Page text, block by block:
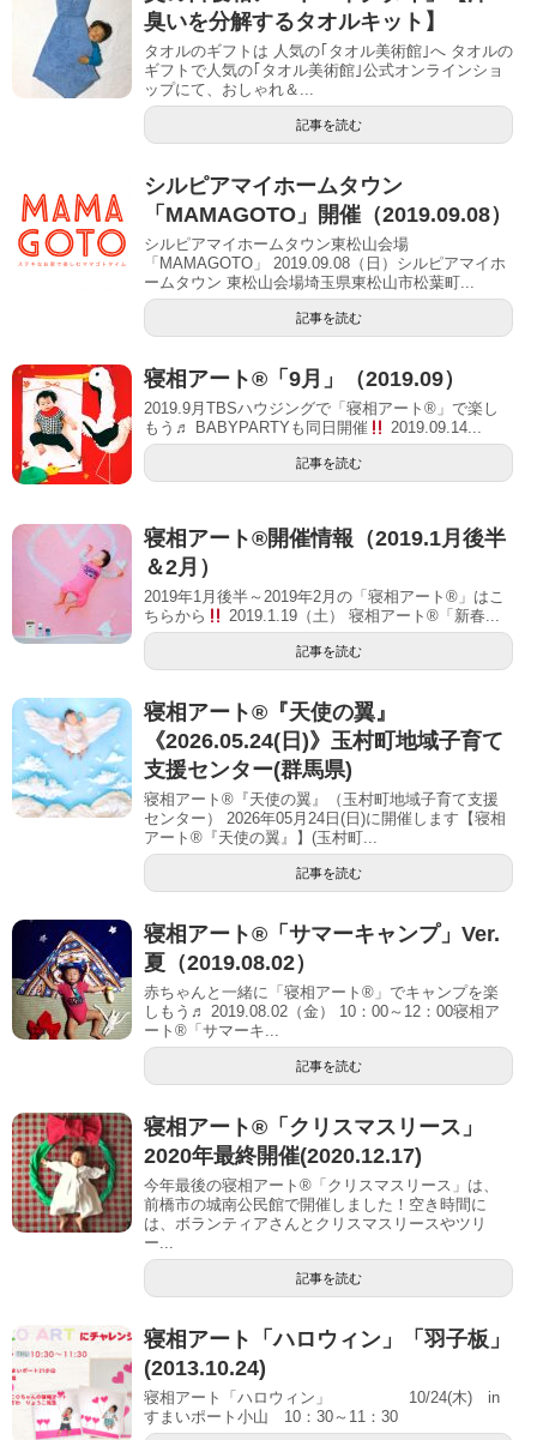
臭いを分解するタオルキット】
タオルのギフトは 人気の｢タオル美術館｣へ タオルの
ギフトで人気の｢タオル美術館｣公式オンラインショ
ップにて、おしゃれ＆...
記事を読む
シルピアマイホームタウン
「MAMAGOTO」開催（2019.09.08）
シルピアマイホームタウン東松山会場
「MAMAGOTO」 2019.09.08（日）シルピアマイホ
ームタウン 東松山会場埼玉県東松山市松葉町...
記事を読む
寝相アート®「9月」（2019.09）
2019.9月TBSハウジングで「寝相アート®」で楽し
もう♬ BABYPARTYも同日開催
2019.09.14...
記事を読む
寝相アート®開催情報（2019.1月後半
＆2月）
2019年1月後半～2019年2月の「寝相アート®」はこ
ちらから
2019.1.19（土） 寝相アート®「新春...
記事を読む
寝相アート®︎『天使の翼』
《2026.05.24(日)》玉村町地域子育て
支援センター(群馬県)
寝相アート®『天使の翼』（玉村町地域子育て支援
センター） 2026年05月24日(日)に開催します【寝相
アート®︎『天使の翼』】(玉村町...
記事を読む
寝相アート®「サマーキャンプ」Ver.
夏（2019.08.02）
赤ちゃんと一緒に「寝相アート®」でキャンプを楽
しもう♬ 2019.08.02（金） 10：00～12：00寝相ア
ート®「サマーキ...
記事を読む
寝相アート®︎「クリスマスリース」
2020年最終開催(2020.12.17)
今年最後の寝相アート®︎「クリスマスリース」は、
前橋市の城南公民館で開催しました！空き時間に
は、ボランティアさんとクリスマスリースやツリ
ー...
記事を読む
寝相アート「ハロウィン」「羽子板」
(2013.10.24)
寝相アート「ハロウィン」 10/24(木) in
すまいポート小山 10：30～11：30